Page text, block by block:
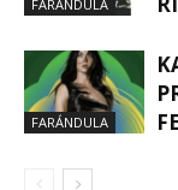
FARÁNDULA
FARÁNDULA